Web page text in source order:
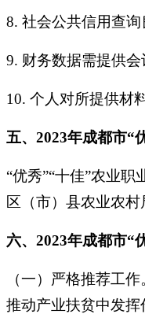
8. 社会公共信用查询
9. 财务数据需提供
10. 个人对所提供材
五、2023年成都市“
“优秀”“十佳”农业
区（市）县农业农
六、2023年成都市“
（一）严格推荐工
推动产业扶贫中发挥